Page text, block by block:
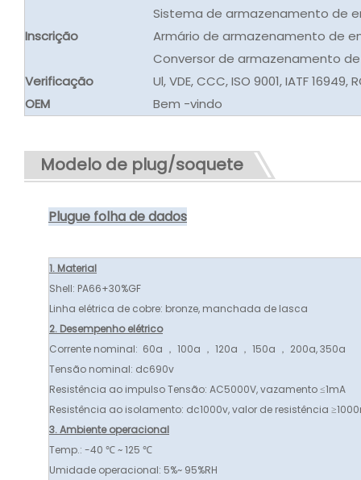
Inscrição
Sistema de armazenamento de
Armário de armazenamento de
Conversor de armazenamento
Verificação
Ul, VDE, CCC, ISO 9001, IATF 16949,
OEM
Bem -vindo
Modelo de plug/soquete
Plugue folha de dados
1. Material
Shell: PA66+30%GF
Linha elétrica de cobre: ​​bronze, manchada de lasca
2. Desempenho elétrico
Corrente nominal: 60a ， 100a ， 120a ， 150a ， 200a, 350a
Tensão nominal: dc690v
Resistência ao impulso Tensão: AC5000V, vazamento ≤1mA
Resistência ao isolamento: dc1000v, valor de resistência
3. Ambiente operacional
Temp.: -40 ℃ ~ 125 ℃
Umidade operacional: 5%~ 95%RH